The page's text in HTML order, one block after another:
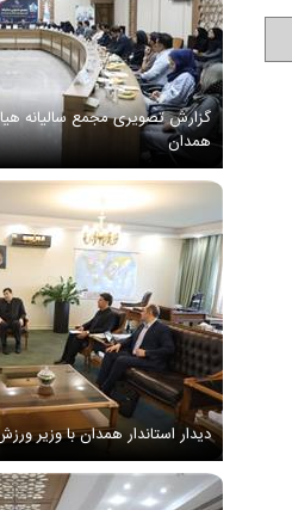
گزارش تصویری مجمع سالیانه
همدان
دیدار استاندار همدان با وزیر